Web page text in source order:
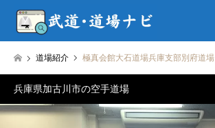
道場紹介 極真会館大石道場兵庫支部別府道場
兵庫県加古川市の空手道場